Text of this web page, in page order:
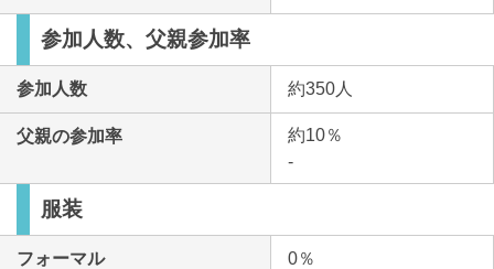
参加人数、父親参加率
参加人数 約350人
父親の参加率
約10％
-
服装
フォーマル 0％